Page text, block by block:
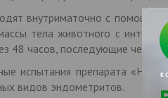
внутриматочно с помощью
тела животного с
48 часов, последующие через
испытания препарата
видов эндометритов.